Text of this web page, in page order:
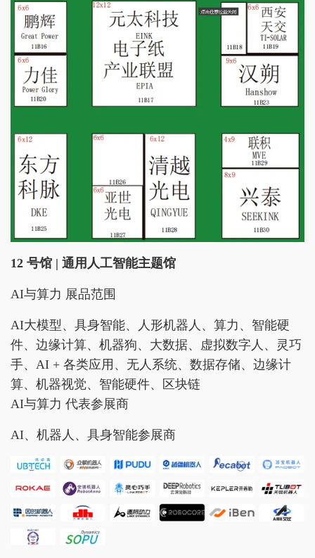
12 号馆 | 通用人工智能主题馆
AI与算力 展品范围
AI大模型、具身智能、人形机器人、算力、智能硬
件、边缘计算、机器狗、大数据、虚拟数字人、灵巧
手、AI + 各类应用、无人系统、数据存储、边缘计
算、机器视觉、智能硬件、区块链
AI与算力 代表参展商
AI、机器人、具身智能参展商